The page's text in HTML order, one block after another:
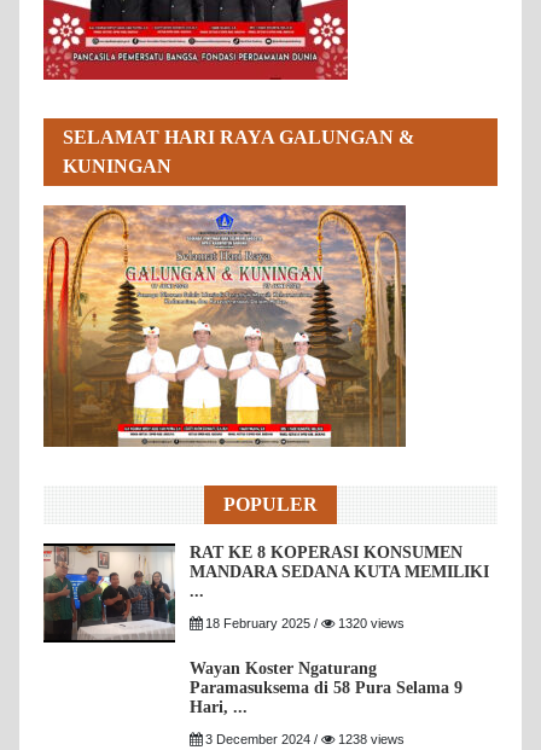
SELAMAT HARI RAYA GALUNGAN &
KUNINGAN
POPULER
RAT KE 8 KOPERASI KONSUMEN
MANDARA SEDANA KUTA MEMILIKI
...
18 February 2025 / 1320 views
Wayan Koster Ngaturang
Paramasuksema di 58 Pura Selama 9
Hari, ...
3 December 2024 / 1238 views